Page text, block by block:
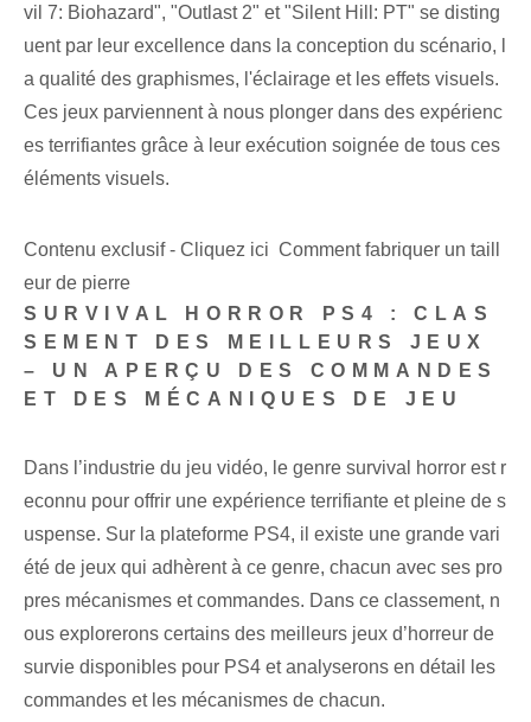
vil 7: Biohazard", "Outlast 2" et "Silent Hill: PT" se disting
uent par leur excellence dans la conception du scénario, l
a qualité des graphismes, l'éclairage et les effets visuels.
Ces jeux parviennent à nous plonger dans des expérienc
es terrifiantes grâce à leur exécution soignée de tous ces
éléments visuels.
Contenu exclusif - Cliquez ici Comment fabriquer un taill
eur de pierre
SURVIVAL HORROR PS4 : CLAS
SEMENT DES MEILLEURS JEUX
– UN APERÇU DES COMMANDES
ET DES MÉCANIQUES DE JEU
Dans l’industrie du jeu vidéo, le genre survival horror est r
econnu pour offrir une expérience terrifiante et pleine de s
uspense. Sur la plateforme PS4, il existe une grande vari
été de jeux qui adhèrent à ce genre, chacun avec ses pro
pres mécanismes et commandes. Dans ce classement, n
ous explorerons certains des meilleurs jeux d’horreur de
survie disponibles pour PS4 et analyserons en détail les
commandes et les mécanismes de chacun.